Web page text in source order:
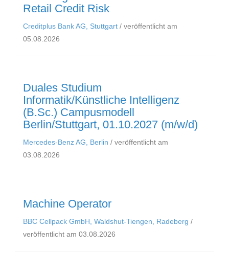
Retail Credit Risk
Creditplus Bank AG, Stuttgart / veröffentlicht am
05.08.2026
Duales Studium
Informatik/Künstliche Intelligenz
(B.Sc.) Campusmodell
Berlin/Stuttgart, 01.10.2027 (m/w/d)
Mercedes-Benz AG, Berlin / veröffentlicht am
03.08.2026
Machine Operator
BBC Cellpack GmbH, Waldshut-Tiengen, Radeberg /
veröffentlicht am 03.08.2026